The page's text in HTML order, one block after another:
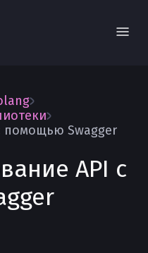
помощью Swagger
API с